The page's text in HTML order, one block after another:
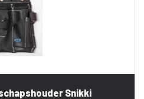
Snikki